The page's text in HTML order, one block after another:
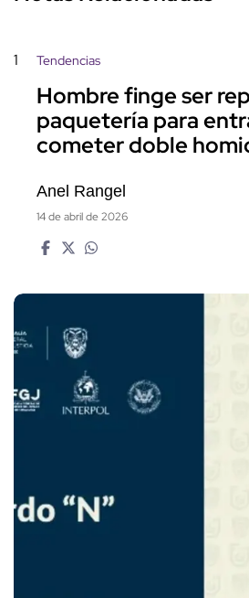
1 Tendencias
Hombre finge ser
paquetería para
cometer doble
Anel Rangel
14 de abril de 2026